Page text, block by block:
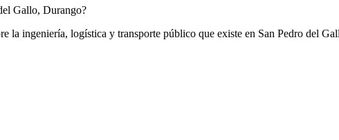
Gallo, Durango?
la ingeniería, logística y transporte público que existe en San Pedro del